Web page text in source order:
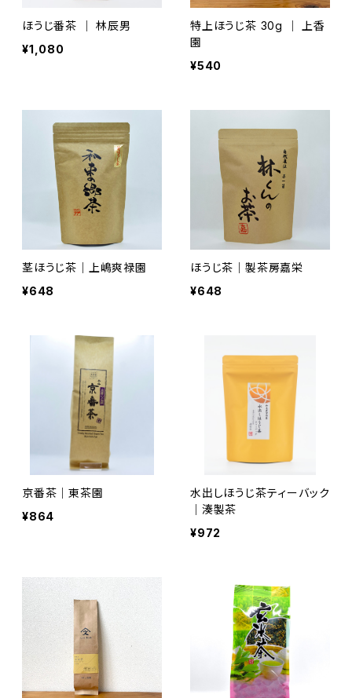
ほうじ番茶 ｜ 林辰男
¥1,080
特上ほうじ茶 30g ｜ 上香
園
¥540
茎ほうじ茶｜上嶋爽禄園
¥648
ほうじ茶｜製茶房嘉栄
¥648
京番茶｜東茶園
¥864
水出しほうじ茶ティーバック
｜湊製茶
¥972